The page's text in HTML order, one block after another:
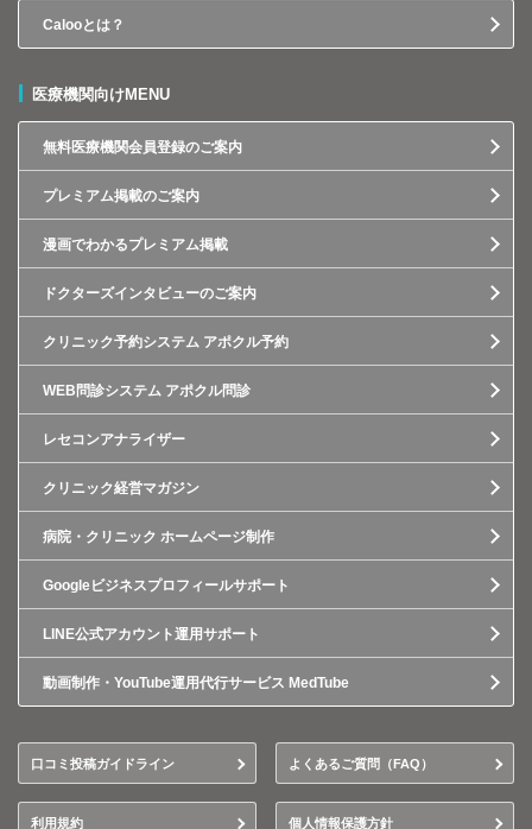
Calooとは？
医療機関向けMENU
無料医療機関会員登録のご案内
プレミアム掲載のご案内
漫画でわかるプレミアム掲載
ドクターズインタビューのご案内
クリニック予約システム アポクル予約
WEB問診システム アポクル問診
レセコンアナライザー
クリニック経営マガジン
病院・クリニック ホームページ制作
Googleビジネスプロフィールサポート
LINE公式アカウント運用サポート
動画制作・YouTube運用代行サービス MedTube
口コミ投稿ガイドライン よくあるご質問（FAQ）
利用規約 個人情報保護方針